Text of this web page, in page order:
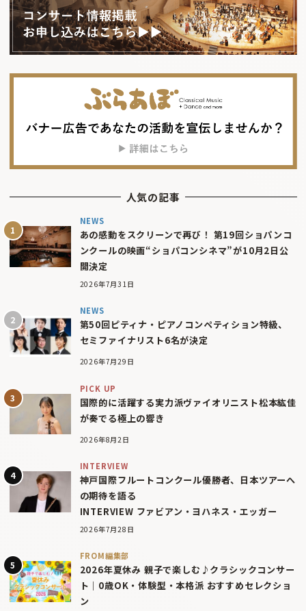
人気の記事
NEWS
あの感動をスクリーンで再び！ 第19回ショパンコ
ンクールの映画“ショパコンシネマ”が10月2日公
開決定
2026年7月31日
NEWS
第50回ピティナ・ピアノコンペティション特級、
セミファイナリスト6名が決定
2026年7月29日
PICK UP
国際的に活躍する実力派ヴァイオリニスト松本紘佳
が奏でる極上の響き
2026年8月2日
INTERVIEW
神戸国際フルートコンクール優勝者、日本ツアーへ
の期待を語る
INTERVIEW ファビアン・ヨハネス・エッガー
2026年7月28日
FROM編集部
2026年夏休み 親子で楽しむ♪クラシックコンサー
ト｜0歳OK・体験型・本格派 おすすめセレクショ
ン